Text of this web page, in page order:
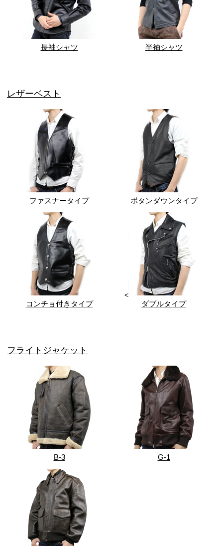
長袖シャツ 半袖シャツ
レザーベスト
ファスナータイプ ボタンダウンタイプ
コンチョ付きタイプ
<
ダブルタイプ
フライトジャケット
B-3 G-1